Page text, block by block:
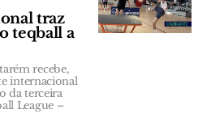
traz
teqball a
recebe,
internacional
da terceira
League –